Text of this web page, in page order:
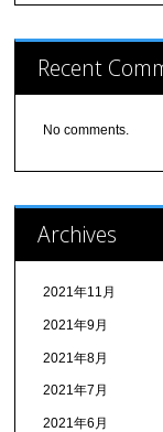
Recent
No comments.
Archives
2021年11月
2021年9月
2021年8月
2021年7月
2021年6月